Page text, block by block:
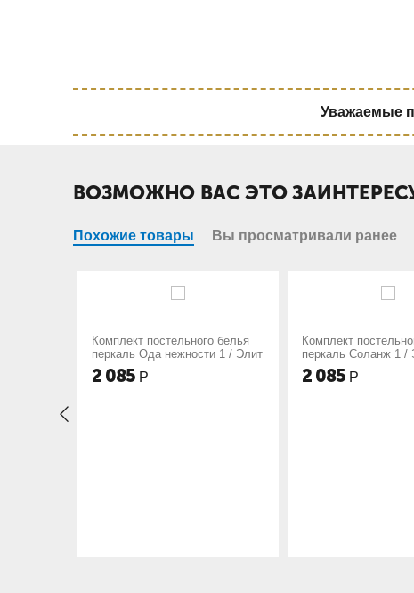
Уважаемые
ВОЗМОЖНО ВАС ЭТО
Похожие товары Вы просматривали ранее
белья
нежности 1 / Элит
Комплект постельного белья
перкаль Соланж 1 / Элит
Комплект
перкаль